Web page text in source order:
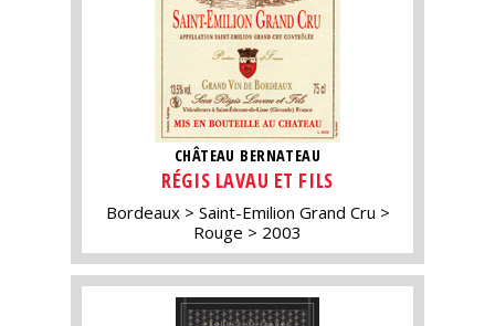
CHÂTEAU BERNATEAU
RÉGIS LAVAU ET FILS
Bordeaux
Saint-Emilion Grand Cru
Rouge
2003